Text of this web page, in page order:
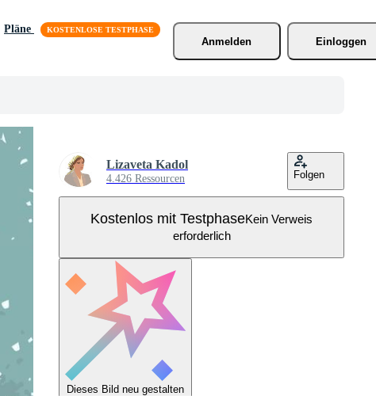
Pläne
Anmelden
Einloggen
Lizaveta Kadol
4.426 Ressourcen Folgen
Kostenlos mit TestphaseKein Verweis
erforderlich
Dieses Bild neu gestalten